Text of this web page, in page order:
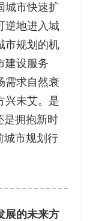
城市快速扩
逆地进入城
市规划的机
建设服务
需求自然衰
兴未艾。是
是拥抱新时
城市规划行
展的未来方